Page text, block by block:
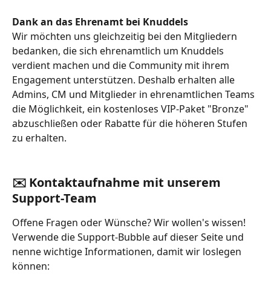
Dank an das Ehrenamt bei Knuddels
Wir möchten uns gleichzeitig bei den Mitgliedern
bedanken, die sich ehrenamtlich um Knuddels
verdient machen und die Community mit ihrem
Engagement unterstützen. Deshalb erhalten alle
Admins, CM und Mitglieder in ehrenamtlichen Teams
die Möglichkeit, ein kostenloses VIP-Paket "Bronze"
abzuschließen oder Rabatte für die höheren Stufen
zu erhalten.
✉️ Kontaktaufnahme mit unserem
Support-Team
Offene Fragen oder Wünsche? Wir wollen's wissen!
Verwende die Support-Bubble auf dieser Seite und
nenne wichtige Informationen, damit wir loslegen
können: